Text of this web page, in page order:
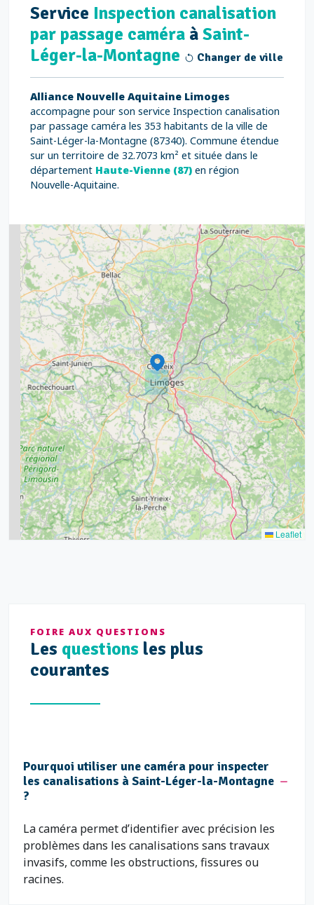
Service Inspection canalisation
par passage caméra àSaint-
Léger-la-Montagne
Changer de ville
Alliance Nouvelle Aquitaine Limoges
accompagne pour son service Inspection canalisation
par passage caméra les 353 habitants de la ville de
Saint-Léger-la-Montagne (87340). Commune étendue
sur un territoire de 32.7073 km² et située dans le
département Haute-Vienne (87) en région
Nouvelle-Aquitaine.
2
9
2
3
11
5
8
7
7
6
20
2
9
8
5
11
15
7
Leaflet
FOIRE AUX QUESTIONS
Les questions les plus
courantes
Pourquoi utiliser une caméra pour inspecter
les canalisations à Saint-Léger-la-Montagne
?
La caméra permet d’identifier avec précision les
problèmes dans les canalisations sans travaux
invasifs, comme les obstructions, fissures ou
racines.